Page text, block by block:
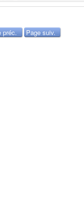
préc. Page suiv.